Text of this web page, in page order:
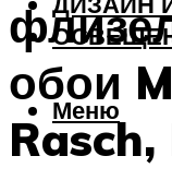
Меню
обои